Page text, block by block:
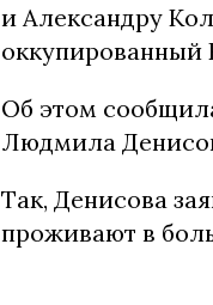
и Александру
оккупированный
Об этом
Людмила
Так, Денисова
проживают в